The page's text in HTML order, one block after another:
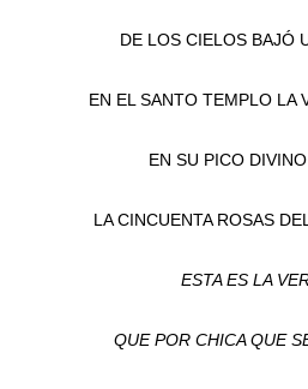
DE LOS CIELOS BAJÓ
EN EL SANTO TEMPLO LA
EN SU PICO
LA CINCUENTA ROSAS
ESTA ES LA
QUE POR CHICA QUE